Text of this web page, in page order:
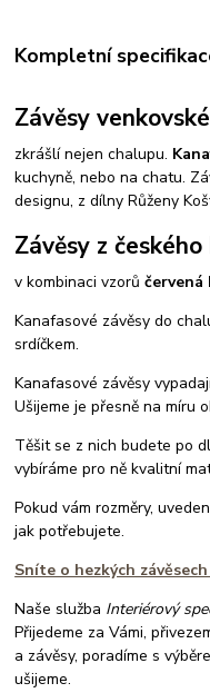
Kompletní
Závěsy
zkrášlí nejen chalupu.
kuchyně, nebo na chatu.
designu, z dílny Růženy
Závěsy z
v kombinaci vzorůčervená
Kanafasové závěsy do
srdíčkem.
Kanafasové závěsy
Ušijeme je přesně na míru
Těšit se z nich budete po
vybíráme pro ně kvalitní
Pokud vám rozměry,
jak potřebujete.
Sníte o hezkých
Naše služba Interiérový
Přijedeme za Vámi,
a závěsy, poradíme s
ušijeme.